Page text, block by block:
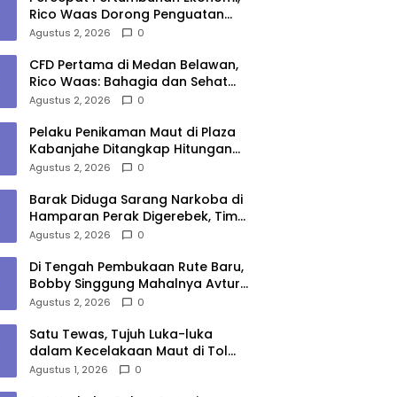
Rico Waas Dorong Penguatan
Sinergi Pemko-DPRD Medan
Agustus 2, 2026 0
CFD Pertama di Medan Belawan,
Rico Waas: Bahagia dan Sehat
Harus Menjangkau Seluruh Sudut
Agustus 2, 2026 0
Pelaku Penikaman Maut di Plaza
Kabanjahe Ditangkap Hitungan
Menit, Polisi Dalami Motif
Agustus 2, 2026 0
Barak Diduga Sarang Narkoba di
Hamparan Perak Digerebek, Tim
Gabungan Musnahkan Lokasi
Agustus 2, 2026 0
Di Tengah Pembukaan Rute Baru,
Bobby Singgung Mahalnya Avtur
Kualanamu
Agustus 2, 2026 0
Satu Tewas, Tujuh Luka-luka
dalam Kecelakaan Maut di Tol
Medan–Tebing Tinggi
Agustus 1, 2026 0